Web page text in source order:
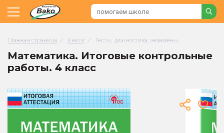
Главная страница / Книги / Тесты, диагностика, экзамены
Математика. Итоговые контрольные
работы. 4 класс